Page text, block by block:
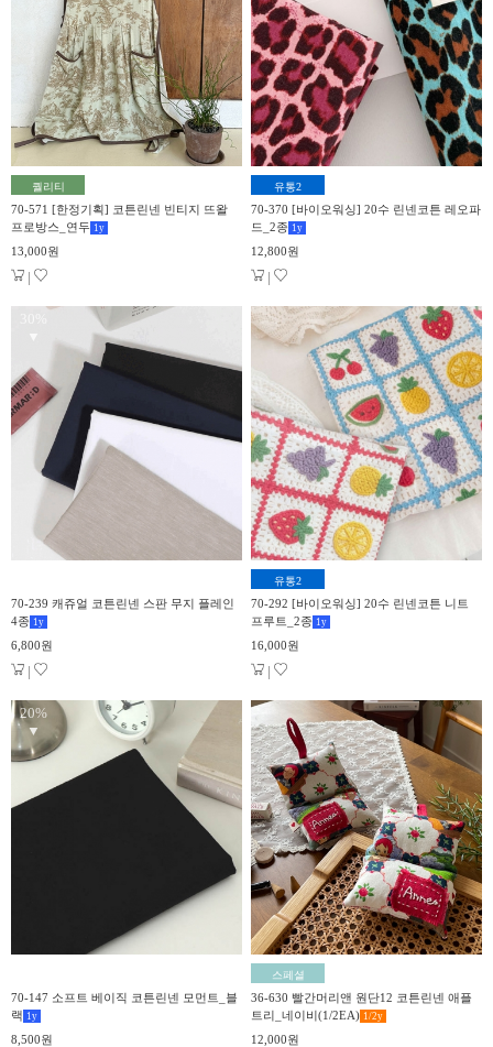
퀄리티
70-571 [한정기획] 코튼린넨 빈티지 뜨왈
프로방스_연두 1 y
13,000원
|
유통2
70-370 [바이오워싱] 20수 린넨코튼 레오파
드_2종 1 y
12,800원
|
70-239 캐쥬얼 코튼린넨 스판 무지 플레인
4종 1 y
6,800원
|
유통2
70-292 [바이오워싱] 20수 린넨코튼 니트
프루트_2종 1 y
16,000원
|
20%
▼
70-147 소프트 베이직 코튼린넨 모먼트_블
랙 1 y
8,500원
스페셜
36-630 빨간머리앤 원단12 코튼린넨 애플
트리_네이비(1/2EA) 1/2y
12,000원